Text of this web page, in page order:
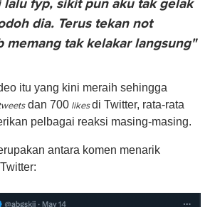
lalu fyp, sikit pun aku tak gelak
dia. Terus tekan not
memang tak kelakar langsung"
itu yang kini meraih sehingga
dan 700 likesdi Twitter, rata-rata
pelbagai reaksi masing-masing.
antara komen menarik